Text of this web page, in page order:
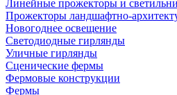
Линейные прожекторы и
Прожекторы ландшафтно-
Новогоднее освещение
Светодиодные гирлянды
Уличные гирлянды
Сценические фермы
Фермовые конструкции
Фермы